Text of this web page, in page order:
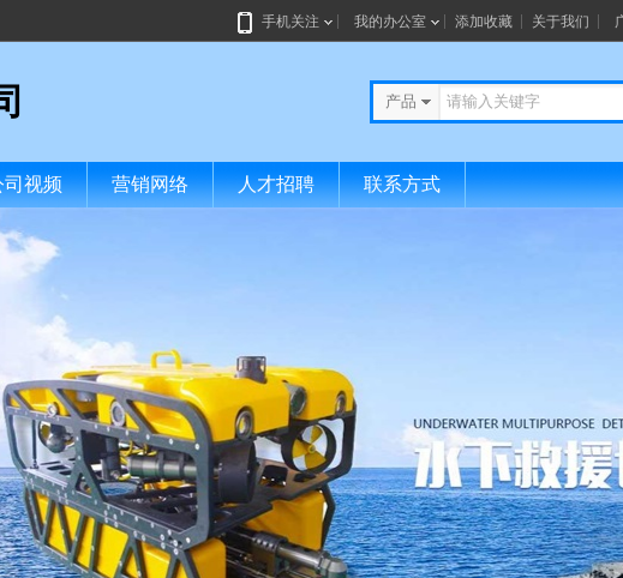
手机关注 我的办公室 添加收藏 关于我们
产品
司视频 营销网络 人才招聘 联系方式